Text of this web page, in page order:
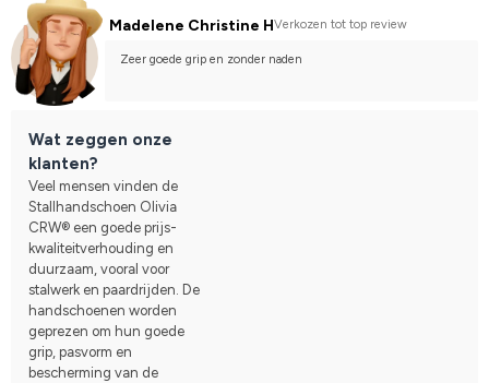
Madelene Christine HVerkozen tot top review
Zeer goede grip en zonder naden
Wat zeggen onze
klanten?
Veel mensen vinden de
Stallhandschoen Olivia
CRW® een goede prijs-
kwaliteitverhouding en
duurzaam, vooral voor
stalwerk en paardrijden. De
handschoenen worden
geprezen om hun goede
grip, pasvorm en
bescherming van de